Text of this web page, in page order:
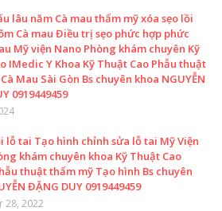
lâu năm Cà mau thẩm mỹ xóa sẹo lồi
Cà mau Điều trị sẹo phức hợp phức
Mỹ viện Nano Phòng khám chuyên Kỹ
IMedic Y Khoa Kỹ Thuật Cao Phẫu thuật
Mau Sài Gòn Bs chuyên khoa NGUYỄN
0919449459
lỗ tai Tạo hình chỉnh sửa lỗ tai Mỹ Viện
khám chuyên khoa Kỹ Thuật Cao
thuật thẩm mỹ Tạo hình Bs chuyên
ĐẶNG DUY 0919449459
28, 2022